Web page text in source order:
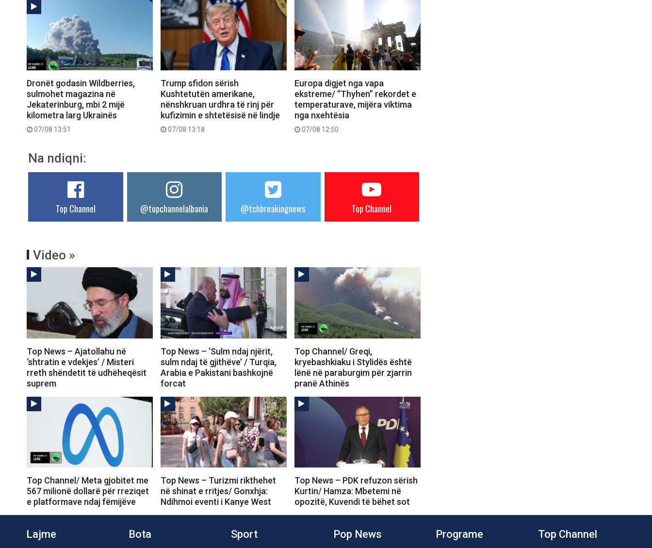
Dronët godasin Wildberries,
sulmohet magazina në
Jekaterinburg, mbi 2 mijë
kilometra larg Ukrainës
07/08 13:51
Trump sfidon sërish
Kushtetutën amerikane,
nënshkruan urdhra të rinj për
kufizimin e shtetësisë në lindje
07/08 13:18
Europa digjet nga vapa
ekstreme/ “Thyhen” rekordet e
temperaturave, mijëra viktima
nga nxehtësia
07/08 12:50
Na ndiqni:
Top Channel @topchannelalbania @tchbreakingnews Top Channel
Video »
Top News – Ajatollahu në
‘shtratin e vdekjes’ / Misteri
rreth shëndetit të udhëheqësit
suprem
Top News – ‘Sulm ndaj njërit,
sulm ndaj të gjithëve’ / Turqia,
Arabia e Pakistani bashkojnë
forcat
Top Channel/ Greqi,
kryebashkiaku i Stylidës është
lënë në paraburgim për zjarrin
pranë Athinës
Top Channel/ Meta gjobitet me
567 milionë dollarë për rreziqet
e platformave ndaj fëmijëve
Top News – Turizmi rikthehet
në shinat e rritjes/ Gonxhja:
Ndihmoi eventi i Kanye West
Top News – PDK refuzon sërish
Kurtin/ Hamza: Mbetemi në
opozitë, Kuvendi të bëhet sot
Lajme Bota Sport Pop News Programe Top Channel